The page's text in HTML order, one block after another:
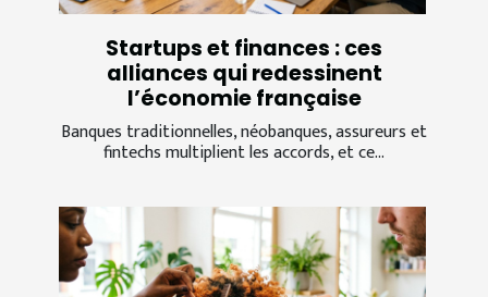
Startups et finances : ces
alliances qui redessinent
l’économie française
Banques traditionnelles, néobanques, assureurs et
fintechs multiplient les accords, et ce...